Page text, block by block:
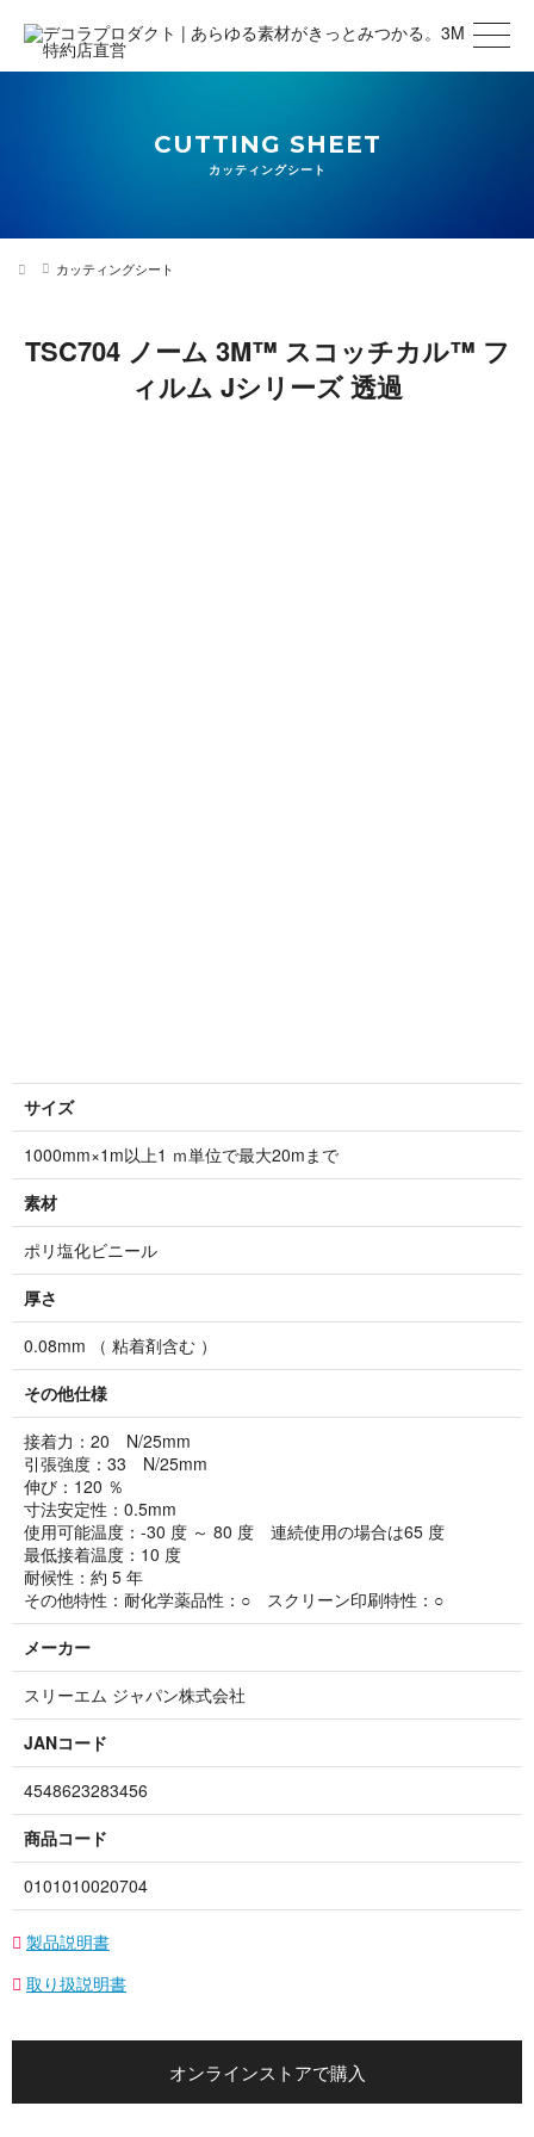
CUTTING SHEET
カッティングシート
カッティングシート
TSC704 ノーム 3M™ スコッチカル™ フ
ィルム Jシリーズ 透過
サイズ
1000mm×1m以上1 ｍ単位で最大20mまで
素材
ポリ塩化ビニール
厚さ
0.08mm （ 粘着剤含む ）
その他仕様
接着力：20 N/25mm
引張強度：33 N/25mm
伸び：120 ％
寸法安定性：0.5mm
使用可能温度：-30 度 ～ 80 度 連続使用の場合は65 度
最低接着温度：10 度
耐候性：約 5 年
その他特性：耐化学薬品性：○ スクリーン印刷特性：○
メーカー
スリーエム ジャパン株式会社
JANコード
4548623283456
商品コード
0101010020704
製品説明書
取り扱説明書
オンラインストアで購入